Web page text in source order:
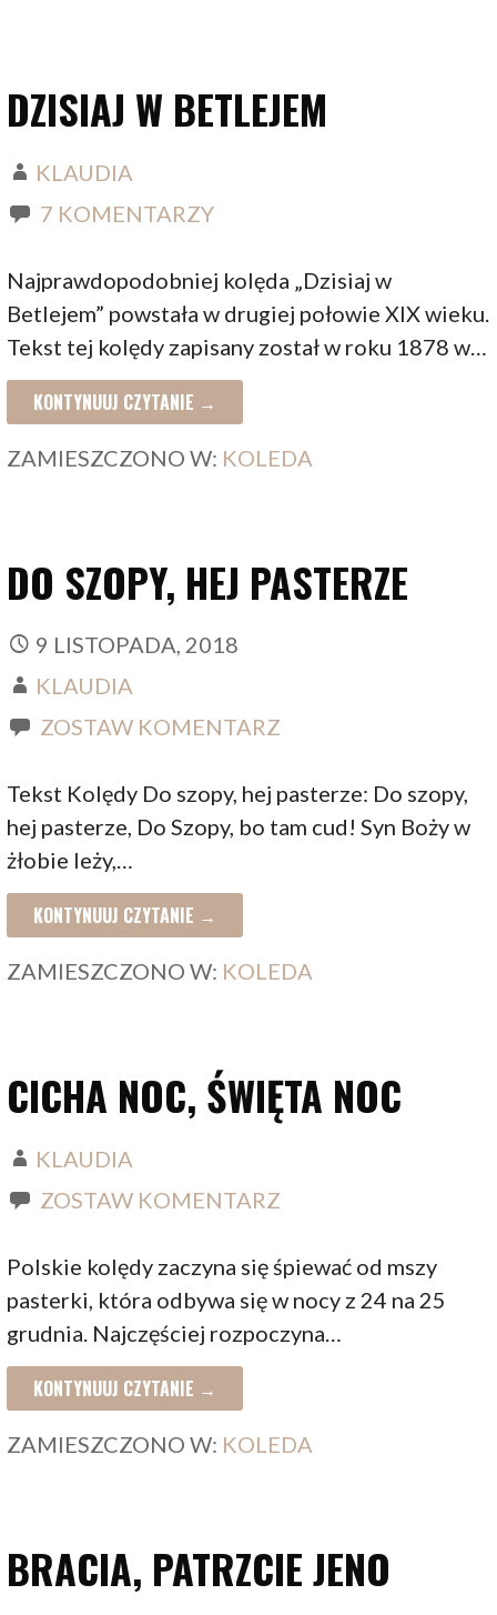
DZISIAJ W BETLEJEM
KLAUDIA
7 KOMENTARZY
Najprawdopodobniej kolęda „Dzisiaj w
Betlejem” powstała w drugiej połowie XIX wieku.
Tekst tej kolędy zapisany został w roku 1878 w…
KONTYNUUJ CZYTANIE →
ZAMIESZCZONO W: KOLEDA
DO SZOPY, HEJ PASTERZE
9 LISTOPADA, 2018
KLAUDIA
ZOSTAW KOMENTARZ
Tekst Kolędy Do szopy, hej pasterze: Do szopy,
hej pasterze, Do Szopy, bo tam cud! Syn Boży w
żłobie leży,…
KONTYNUUJ CZYTANIE →
ZAMIESZCZONO W: KOLEDA
CICHA NOC, ŚWIĘTA NOC
KLAUDIA
ZOSTAW KOMENTARZ
Polskie kolędy zaczyna się śpiewać od mszy
pasterki, która odbywa się w nocy z 24 na 25
grudnia. Najczęściej rozpoczyna…
KONTYNUUJ CZYTANIE →
ZAMIESZCZONO W: KOLEDA
BRACIA, PATRZCIE JENO